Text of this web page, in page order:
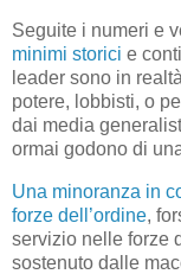
Seguite i numeri e
minimi storici e
leader sono in
potere, lobbisti, o
dai media
ormai godono di
Una minoranza in
forze dell’ordine,
servizio nelle forze
sostenuto dalle